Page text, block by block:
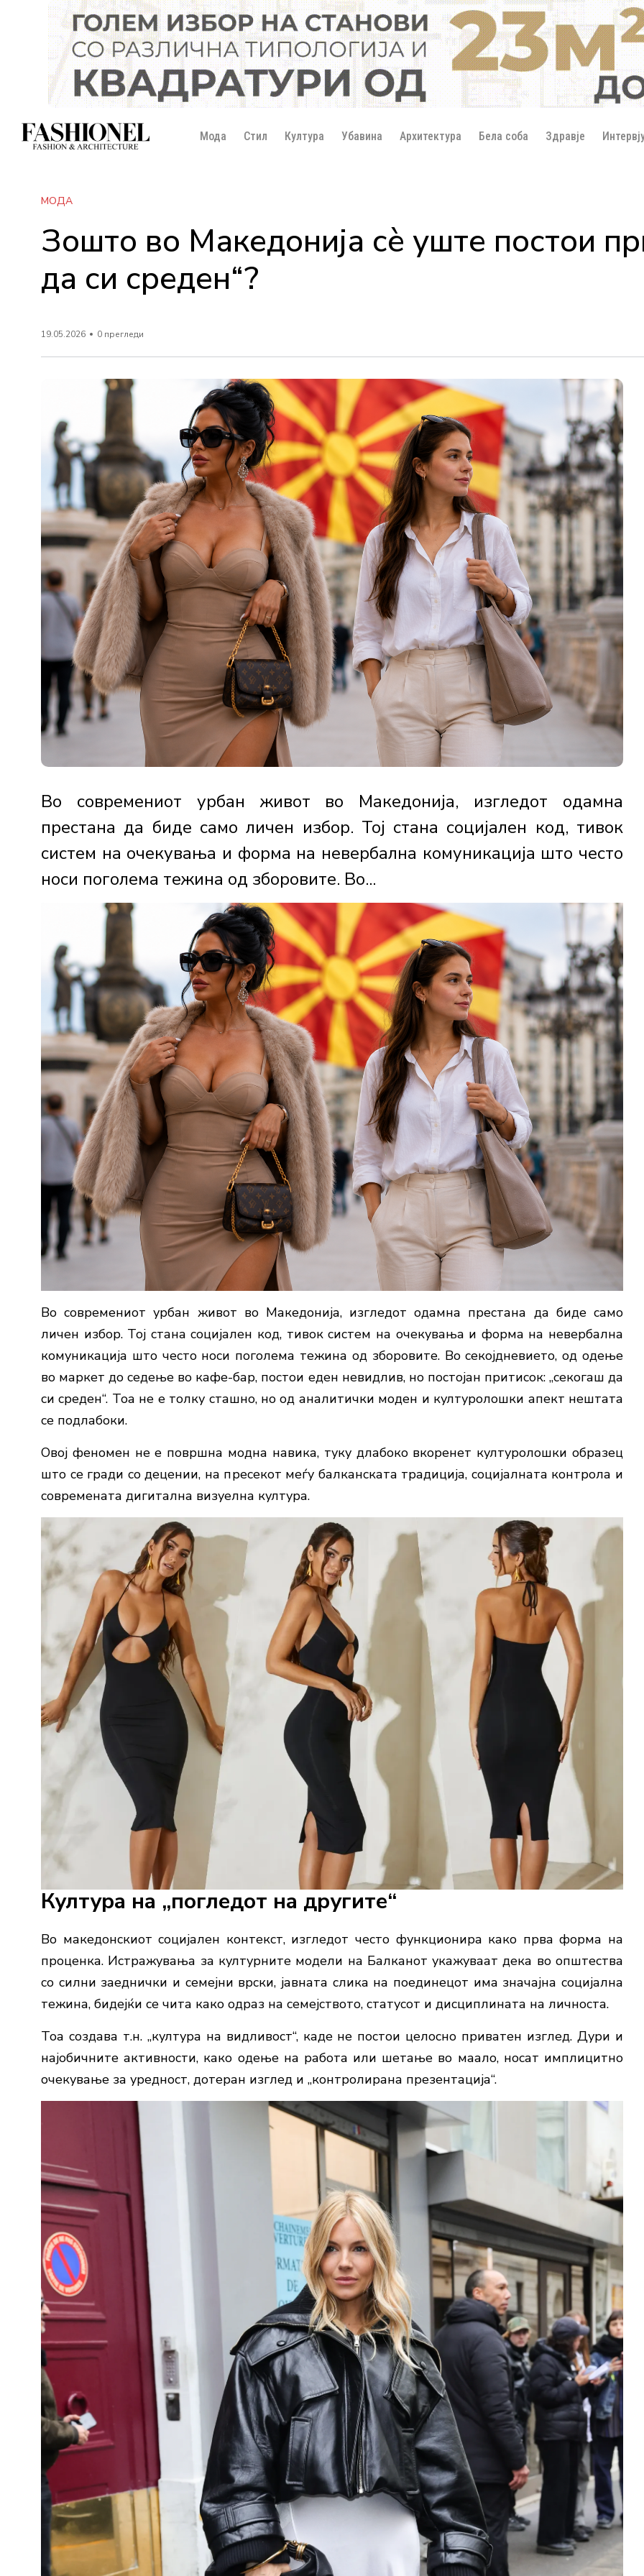
Мода Стил Култура Убавина Архитектура Бела соба Здравје
МОДА
Зошто во Македонија сè уште постои
да си среден“?
19.05.2026 0 прегледи
Во современиот урбан живот во Македонија, изгледот одамна
престана да биде само личен избор. Тој стана социјален код, тивок
систем на очекувања и форма на невербална комуникација што често
носи поголема тежина од зборовите. Во...
Во современиот урбан живот во Македонија, изгледот одамна престана да биде само
личен избор. Тој стана социјален код, тивок систем на очекувања и форма на невербална
комуникација што често носи поголема тежина од зборовите. Во секојдневието, од одење
во маркет до седење во кафе-бар, постои еден невидлив, но постојан притисок: „секогаш да
си среден“. Тоа не е толку сташно, но од аналитички моден и културолошки апект нештата
се подлабоки.
Овој феномен не е површна модна навика, туку длабоко вкоренет културолошки образец
што се гради со децении, на пресекот меѓу балканската традиција, социјалната контрола и
современата дигитална визуелна култура.
Култура на „погледот на другите“
Во македонскиот социјален контекст, изгледот често функционира како прва форма на
проценка. Истражувања за културните модели на Балканот укажуваат дека во општества
со силни заеднички и семејни врски, јавната слика на поединецот има значајна социјална
тежина, бидејќи се чита како одраз на семејството, статусот и дисциплината на личноста.
Тоа создава т.н. „култура на видливост“, каде не постои целосно приватен изглед. Дури и
најобичните активности, како одење на работа или шетање во маало, носат имплицитно
очекување за уредност, дотеран изглед и „контролирана презентација“.